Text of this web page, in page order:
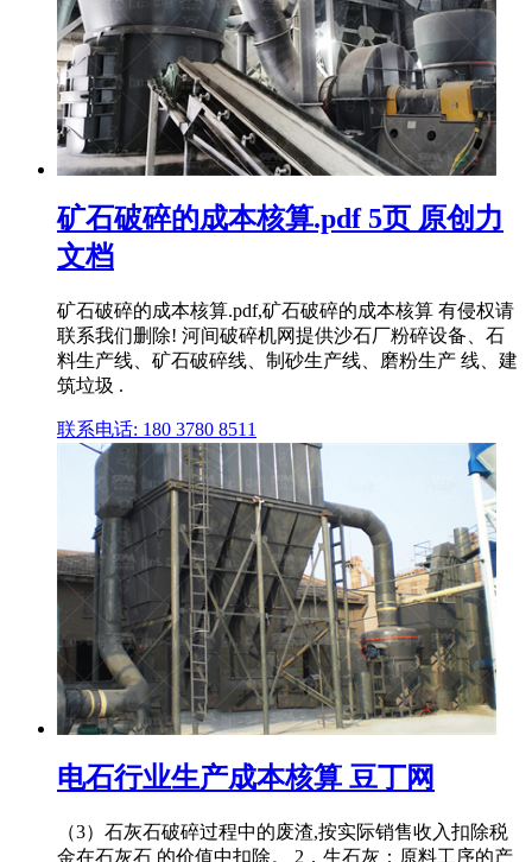
矿石破碎的成本核算.pdf 5页 原创力
文档
矿石破碎的成本核算.pdf,矿石破碎的成本核算 有侵权请
联系我们删除! 河间破碎机网提供沙石厂粉碎设备、石
料生产线、矿石破碎线、制砂生产线、磨粉生产 线、建
筑垃圾 .
联系电话: 180 3780 8511
电石行业生产成本核算 豆丁网
（3）石灰石破碎过程中的废渣,按实际销售收入扣除税
金在石灰石 的价值中扣除。 2．生石灰：原料工序的产